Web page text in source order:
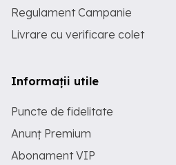
Regulament Campanie
Livrare cu verificare colet
Informații utile
Puncte de fidelitate
Anunț Premium
Abonament VIP